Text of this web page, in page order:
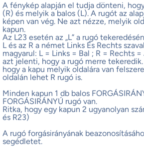
A fénykép alapján el tudja dönteni,
(R) és melyik a balos (L). A rugót az
képen van vég. Ne azt nézze, melyik
kapun.
Az L23 esetén az „L” a rugó
L és az R a német Links És Rechts
magyarul: L = Links = Bal ; R = Rechts
azt jelenti, hogy a rugó merre
hogy a kapu melyik oldalára van
oldalán lehet R rugó is.
Minden kapun 1 db balos
FORGÁSIRÁNYÚ rugó van.
Ritka, hogy egy kapun 2 ugyanolyan
és R23)
A rugó forgásirányának
segédletet.